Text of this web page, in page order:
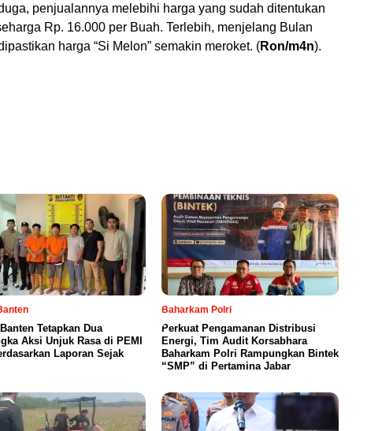
penjualannya melebihi harga yang sudah ditentukan
Rp. 16.000 per Buah. Terlebih, menjelang Bulan
harga “Si Melon” semakin meroket. (Ron/m4n).
Tetapkan Dua
Aksi Unjuk Rasa di PEMI
Laporan Sejak
Baharkam Polri
Perkuat Pengamanan Distribusi
Energi, Tim Audit Korsabhara
Baharkam Polri Rampungkan Bintek
“SMP” di Pertamina Jabar